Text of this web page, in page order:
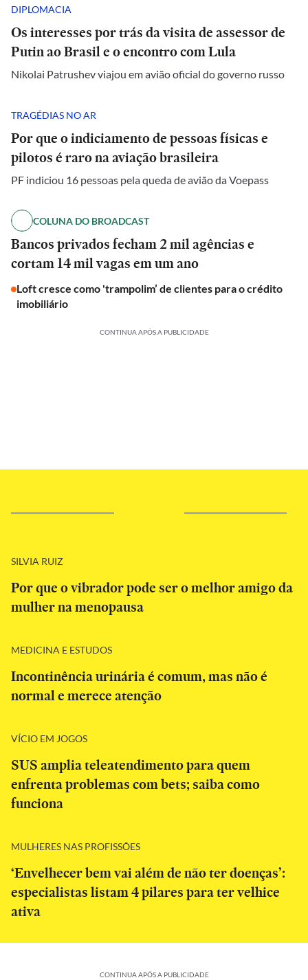
DIPLOMACIA
Os interesses por trás da visita de assessor de
Putin ao Brasil e o encontro com Lula
Nikolai Patrushev viajou em avião oficial do governo russo
TRAGÉDIAS NO AR
Por que o indiciamento de pessoas físicas e
pilotos é raro na aviação brasileira
PF indiciou 16 pessoas pela queda de avião da Voepass
COLUNA DO BROADCAST
Bancos privados fecham 2 mil agências e
cortam 14 mil vagas em um ano
Loft cresce como 'trampolim’ de clientes para o crédito
imobiliário
CONTINUA APÓS A PUBLICIDADE
SILVIA RUIZ
Por que o vibrador pode ser o melhor amigo da
mulher na menopausa
MEDICINA E ESTUDOS
Incontinência urinária é comum, mas não é
normal e merece atenção
VÍCIO EM JOGOS
SUS amplia teleatendimento para quem
enfrenta problemas com bets; saiba como
funciona
MULHERES NAS PROFISSÕES
‘Envelhecer bem vai além de não ter doenças’:
especialistas listam 4 pilares para ter velhice
ativa
CONTINUA APÓS A PUBLICIDADE